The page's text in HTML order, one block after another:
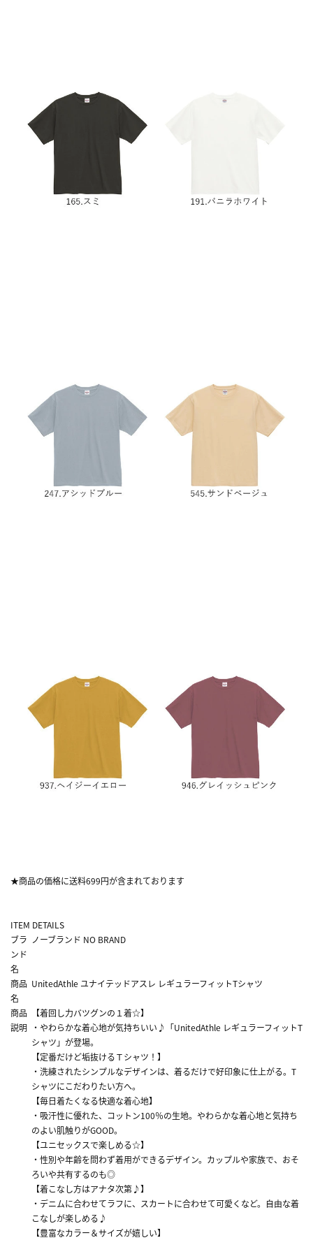
★商品の価格に送料699円が含まれております
ITEM DETAILS
ブラ
ンド
名
ノーブランド NO BRAND
商品
名
UnitedAthle ユナイテッドアスレ レギュラーフィットTシャツ
商品
説明
【着回し力バツグンの１着☆】
・やわらかな着心地が気持ちいい♪「UnitedAthle レギュラーフィットT
シャツ」が登場。
【定番だけど垢抜けるＴシャツ！】
・洗練されたシンプルなデザインは、着るだけで好印象に仕上がる。T
シャツにこだわりたい方へ。
【毎日着たくなる快適な着心地】
・吸汗性に優れた、コットン100％の生地。やわらかな着心地と気持ち
のよい肌触りがGOOD。
【ユニセックスで楽しめる☆】
・性別や年齢を問わず着用ができるデザイン。カップルや家族で、おそ
ろいや共有するのも◎
【着こなし方はアナタ次第♪】
・デニムに合わせてラフに、スカートに合わせて可愛くなど。自由な着
こなしが楽しめる♪
【豊富なカラー＆サイズが嬉しい】